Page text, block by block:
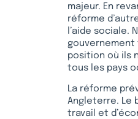
majeur. En
réforme
l’aide sociale.
gouvernement
position où ils
tous les pays
La réforme
Angleterre. Le
travail et